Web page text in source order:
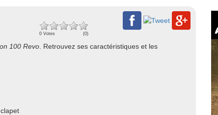
0 Votes (0)
100 Revo . Retrouvez ses caractéristiques et les